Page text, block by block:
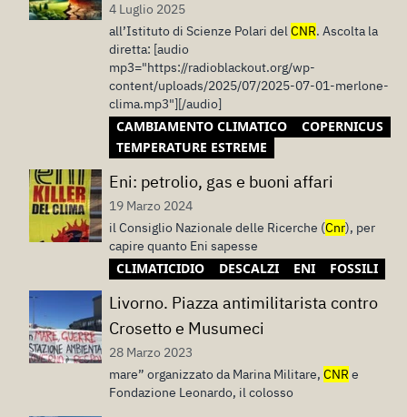
4 Luglio 2025
all’Istituto di Scienze Polari delCNR. Ascolta la
diretta: [audio
mp3="https://radioblackout.org/wp-
content/uploads/2025/07/2025-07-01-merlone-
clima.mp3"][/audio]
CAMBIAMENTO CLIMATICO
COPERNICUS
TEMPERATURE ESTREME
Eni: petrolio, gas e buoni affari
19 Marzo 2024
il Consiglio Nazionale delle Ricerche (Cnr), per
capire quanto Eni sapesse
CLIMATICIDIO DESCALZI ENI FOSSILI
Livorno. Piazza antimilitarista contro
Crosetto e Musumeci
28 Marzo 2023
mare” organizzato da Marina Militare, CNR e
Fondazione Leonardo, il colosso